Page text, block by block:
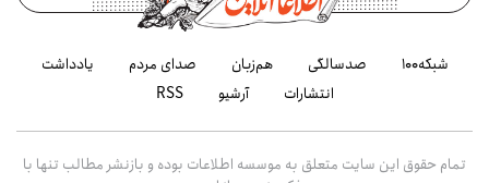
شبکه۱۰۰ صدسالگی هم‌زبان صدای مردم
یادداشت
انتشارات
آرشیو RSS
تمام حقوق این سایت متعلق به موسسه اطلاعات بوده و بازنشر مطالب تنها با